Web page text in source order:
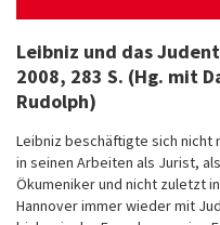
Leibniz und das
2008, 283 S. (Hg. mit
Rudolph)
Leibniz beschäftigte sich nicht
in seinen Arbeiten als Jurist,
Ökumeniker und nicht zuletzt
Hannover immer wieder mit